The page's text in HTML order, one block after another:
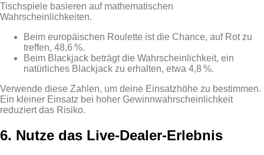
Tischspiele basieren auf mathematischen
Wahrscheinlichkeiten.
Beim europäischen Roulette ist die Chance, auf Rot zu
treffen, 48,6 %.
Beim Blackjack beträgt die Wahrscheinlichkeit, ein
natürliches Blackjack zu erhalten, etwa 4,8 %.
Verwende diese Zahlen, um deine Einsatzhöhe zu bestimmen.
Ein kleiner Einsatz bei hoher Gewinnwahrscheinlichkeit
reduziert das Risiko.
6. Nutze das Live‑Dealer‑Erlebnis